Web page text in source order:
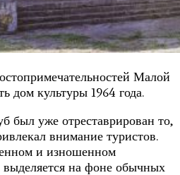
Малой
дом культуры 1964 года.
был уже отреставрирован то,
внимание туристов.
и изношенном
на фоне обычных